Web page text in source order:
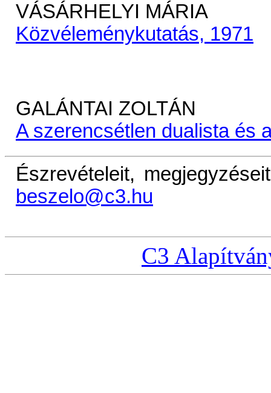
VÁSÁRHELYI MÁRIA
Közvéleménykutatás, 1971
GALÁNTAI ZOLTÁN
A szerencsétlen dualista és
Észrevételeit,
beszelo@c3.hu
C3